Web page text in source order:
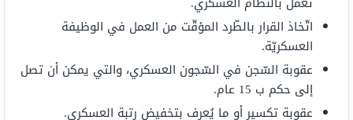
اتّخاذ القرار بالطّرد المؤقّت من العمل في الوظيفة
العسكريّة.
عقوبة السّجن في السّجون العسكري، والتي يمكن أن تصل
إلى حكم ب 15 عام.
عقوبة تكسير أو ما يُعرف بتخفيض رتبة العسكري.